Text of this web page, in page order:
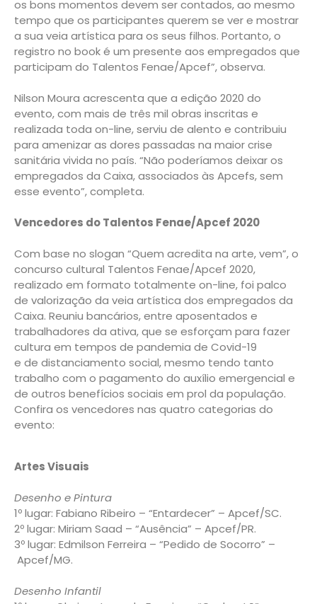
os bons momentos devem ser contados, ao mesmo
tempo que os participantes querem se ver e mostrar
a sua veia artística para os seus filhos. Portanto, o
registro no book é um presente aos empregados que
participam do Talentos Fenae/Apcef”, observa.
Nilson Moura acrescenta que a edição 2020 do
evento, com mais de três mil obras inscritas e
realizada toda on-line, serviu de alento e contribuiu
para amenizar as dores passadas na maior crise
sanitária vivida no país. “Não poderíamos deixar os
empregados da Caixa, associados às Apcefs, sem
esse evento”, completa.
Vencedores do Talentos Fenae/Apcef 2020
Com base no slogan “Quem acredita na arte, vem”, o
concurso cultural Talentos Fenae/Apcef 2020,
realizado em formato totalmente on-line, foi palco
de valorização da veia artística dos empregados da
Caixa. Reuniu bancários, entre aposentados e
trabalhadores da ativa, que se esforçam para fazer
cultura em tempos de pandemia de Covid-19
e de distanciamento social, mesmo tendo tanto
trabalho com o pagamento do auxílio emergencial e
de outros benefícios sociais em prol da população.
Confira os vencedores nas quatro categorias do
evento:
Artes Visuais
Desenho e Pintura
1º lugar: Fabiano Ribeiro – “Entardecer” – Apcef/SC.
2º lugar: Miriam Saad – “Ausência” – Apcef/PR.
3º lugar: Edmilson Ferreira – “Pedido de Socorro” –
Apcef/MG.
Desenho Infantil